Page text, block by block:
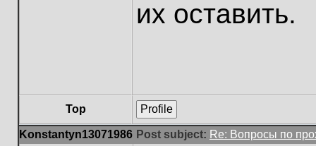
их оставить.
Top Profile
Konstantyn13071986 Post subject: Re: Вопросы по